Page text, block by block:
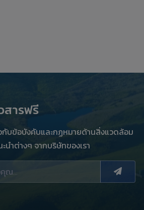
สารฟรี
กับข้อบังคับและกฏหมายด้านสิ่งแวดล้อม
ะนำต่างๆ จากบริษัทของเรา